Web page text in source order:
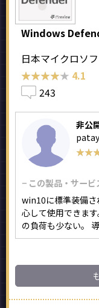
Windows
日本マイクロソ
★★★★★
★★★★★ 4.1
243
非公
− この製品・サー
win10に標準装備さ
心して使用できま
の負荷も少ない。